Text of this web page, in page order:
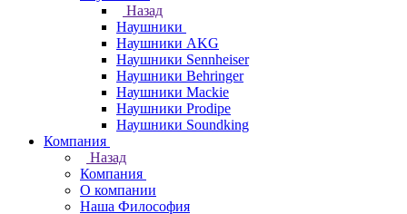
Назад
Наушники
Наушники AKG
Наушники Sennheiser
Наушники Behringer
Наушники Mackie
Наушники Prodipe
Наушники Soundking
Компания
Назад
Компания
О компании
Наша Философия